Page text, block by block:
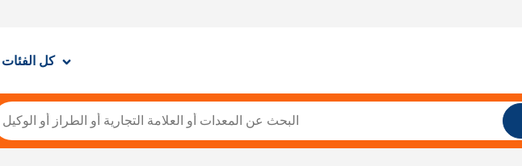
كل الفئات